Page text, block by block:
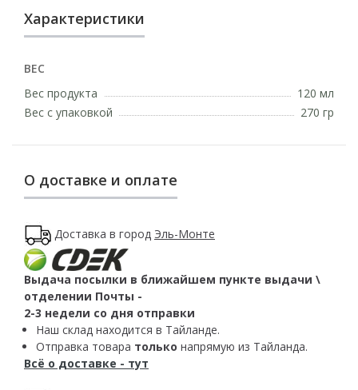
Характеристики
ВЕС
Вес продукта
120 мл
Вес с упаковкой
270 гр
О доставке и оплате
Доставка в город Эль-Монте
Выдача посылки в ближайшем пункте выдачи \
отделении Почты -
2-3 недели со дня отправки
Наш склад находится в Тайланде.
Отправка товара только напрямую из Тайланда.
Всё о доставке - тут